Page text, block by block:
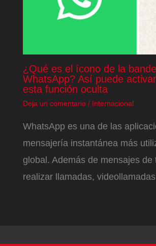
¿Qué es el ícono de la
WhatsApp? Así puede
esta función oculta
Deja un comentario / Internacional
WhatsApp es una de las
mensajería instantánea más
global. Además de mensajes de
realizar llamadas,